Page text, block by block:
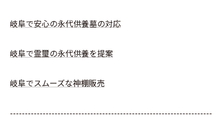
岐阜で安心の永代供養墓の対応
岐阜で霊璽の永代供養を提案
岐阜でスムーズな神棚販売
--------------------------------------------------------------------